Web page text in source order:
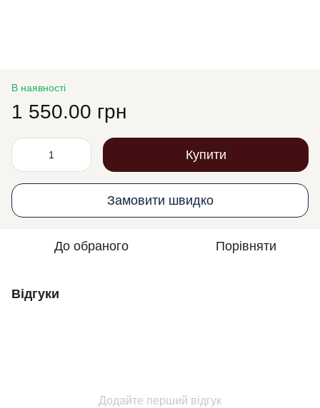
В наявності
1 550.00 грн
Купити
Замовити швидко
До обраного Порівняти
Відгуки
Додайте перший відгук